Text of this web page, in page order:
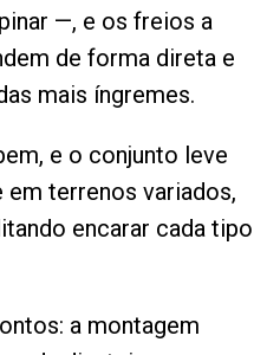
—, e os freios a
de forma direta e
mais íngremes.
e o conjunto leve
em terrenos variados,
encarar cada tipo
a montagem